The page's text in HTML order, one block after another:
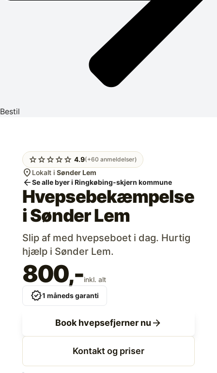
Bestil
starstarstarstarstar 4.9(+60 anmeldelser)
location_on Lokalt i Sønder Lem
arrow_backSe alle byer i Ringkøbing-skjern kommune
Hvepsebekæmpelse
iSønder Lem
Slip af med hvepseboet i dag. Hurtig
hjælp i Sønder Lem.
800,-inkl. alt
verified1 måneds garanti
Book hvepsefjerner nu arrow_forward
Kontakt og priser